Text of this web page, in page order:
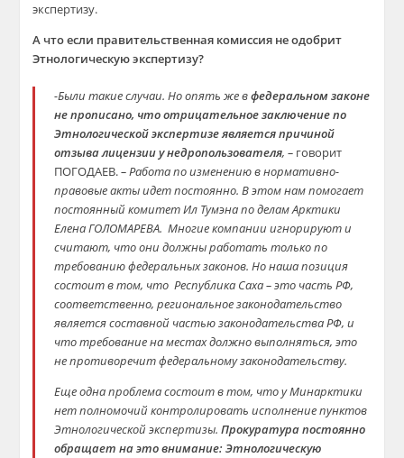
экспертизу.
А что если правительственная комиссия не одобрит
Этнологическую экспертизу?
-Были такие случаи.Но опять же вфедеральном законе
не прописано, что отрицательное заключениепо
Этнологической экспертизе является причиной
отзыва лицензии унедропользователя, – говорит
ПОГОДАЕВ.– Работа по изменению в нормативно-
правовые акты идет постоянно. В этом нам помогает
постоянный комитет Ил Тумэнапо делам Арктики
Елена ГОЛОМАРЕВА. Многие компании игнорируют и
считают, что они должны работать только по
требованию федеральных законов. Но наша позиция
состоит в том, что Республика Саха – это часть РФ,
соответственно, региональное законодательство
является составной частью законодательства РФ, и
что требование на местах должно выполняться, это
не противоречит федеральному законодательству.
Еще одна проблема состоит в том, что уМинарктики
нет полномочий контролировать исполнение пунктов
Этнологической экспертизы.Прокуратура постоянно
обращает на это внимание: Этнологическую